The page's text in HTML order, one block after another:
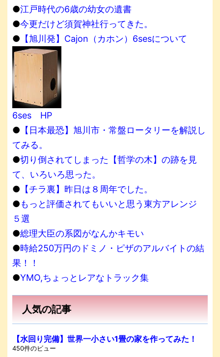
●江戸時代の6歳の幼女の遺書
●今更だけど須賀神社行ってきた。
● 【旭川発】Cajon（カホン）6sesについて
6ses HP
● 【日本最恐】旭川市・常盤ロータリーを解説し
てみる。
●切り倒されてしまった【哲学の木】の跡を見
て、いろいろ思った。
● 【チラ裏】昨日は８周年でした。
●もっと評価されてもいいと思う東方アレンジ
５選
●総理大臣の系図がなんかキモい
●時給250万円のドミノ・ピザのアルバイトの結
果！！
●YMO,ちょっとレアなトラック集
人気の記事
【水回り完備】世界一小さい1畳の家を作ってみた！
450件のビュー